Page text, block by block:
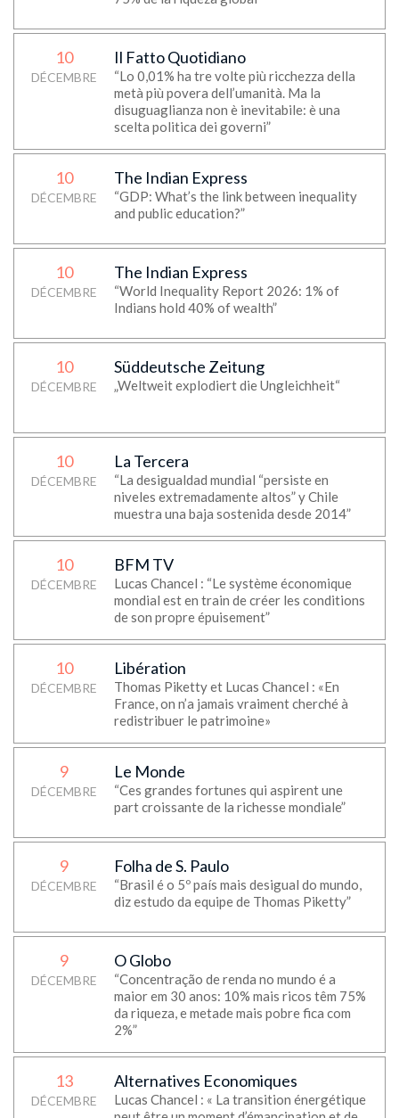
10
DÉCEMBRE
Il Fatto Quotidiano
“Lo 0,01% ha tre volte più ricchezza della
metà più povera dell’umanità. Ma la
disuguaglianza non è inevitabile: è una
scelta politica dei governi”
10
DÉCEMBRE
The Indian Express
“GDP: What’s the link between inequality
and public education?”
10
DÉCEMBRE
The Indian Express
“World Inequality Report 2026: 1% of
Indians hold 40% of wealth”
10
DÉCEMBRE
Süddeutsche Zeitung
„Weltweit explodiert die Ungleichheit“
10
DÉCEMBRE
La Tercera
“La desigualdad mundial “persiste en
niveles extremadamente altos” y Chile
muestra una baja sostenida desde 2014”
10
DÉCEMBRE
BFM TV
Lucas Chancel : “Le système économique
mondial est en train de créer les conditions
de son propre épuisement”
10
DÉCEMBRE
Libération
Thomas Piketty et Lucas Chancel : «En
France, on n’a jamais vraiment cherché à
redistribuer le patrimoine»
9
DÉCEMBRE
Le Monde
“Ces grandes fortunes qui aspirent une
part croissante de la richesse mondiale”
9
DÉCEMBRE
Folha de S. Paulo
“Brasil é o 5º país mais desigual do mundo,
diz estudo da equipe de Thomas Piketty”
9
DÉCEMBRE
O Globo
“Concentração de renda no mundo é a
maior em 30 anos: 10% mais ricos têm 75%
da riqueza, e metade mais pobre fica com
2%”
13
DÉCEMBRE
Alternatives Economiques
Lucas Chancel : « La transition énergétique